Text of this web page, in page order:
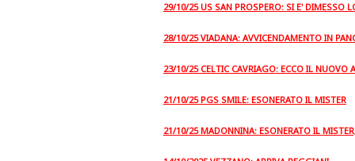
29/10/25 US SAN PROSPERO: SI E' DIMESSO
28/10/25 VIADANA: AVVICENDAMENTO IN
23/10/25 CELTIC CAVRIAGO: ECCO IL NUOVO
21/10/25 PGS SMILE: ESONERATO IL MISTER
21/10/25 MADONNINA: ESONERATO IL